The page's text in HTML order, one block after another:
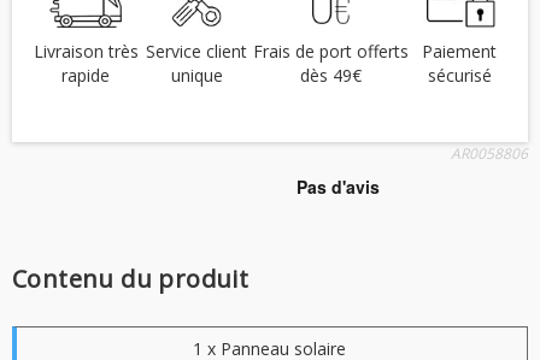
Livraison très
rapide
Service client
unique
Frais de port offerts
dès 49€
Paiement
sécurisé
AR0058806
Contenu du produit
1 x Panneau solaire